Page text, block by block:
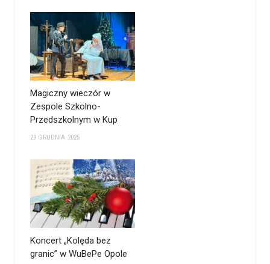
Magiczny wieczór w
Zespole Szkolno-
Przedszkolnym w Kup
29 GRUDNIA 2025
Koncert „Kolęda bez
granic” w WuBePe Opole